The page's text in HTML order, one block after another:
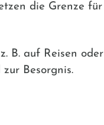
die Grenze
B. auf Reisen
Besorgnis.